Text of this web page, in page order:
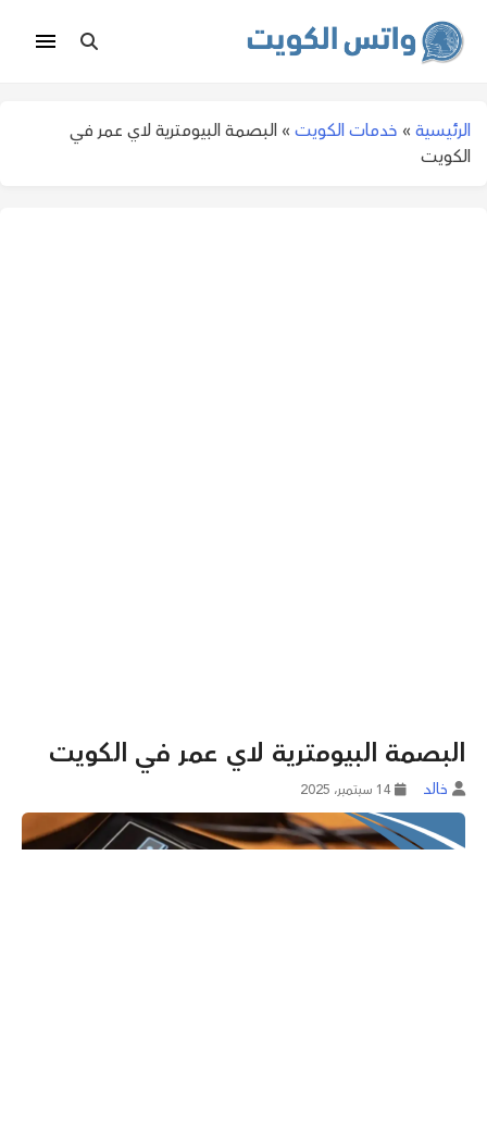
الرئيسية » خدمات الكويت » البصمة البيومترية لاي عمر في
الكويت
البصمة البيومترية لاي عمر في الكويت
خالد